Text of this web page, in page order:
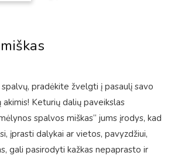
pradėkite žvelgti į pasaulį savo
Keturių dalių paveikslas
spalvos miškas“ jums įrodys, kad
įprasti dalykai ar vietos, pavyzdžiui,
gali pasirodyti kažkas nepaprasto ir